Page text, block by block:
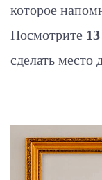
которое
Посмотрите
сделать место